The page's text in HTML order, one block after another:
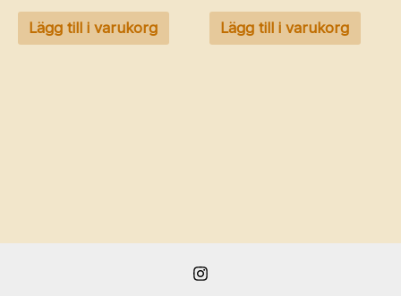
Lägg till i varukorg Lägg till i varukorg